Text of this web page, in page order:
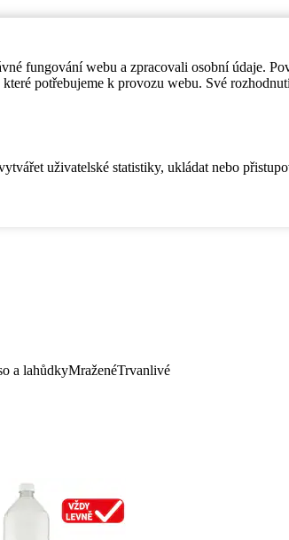
fungování webu a zpracovali osobní údaje.
potřebujeme k provozu webu. Své
uživatelské statistiky, ukládat nebo
a lahůdkyMraženéTrvanlivé